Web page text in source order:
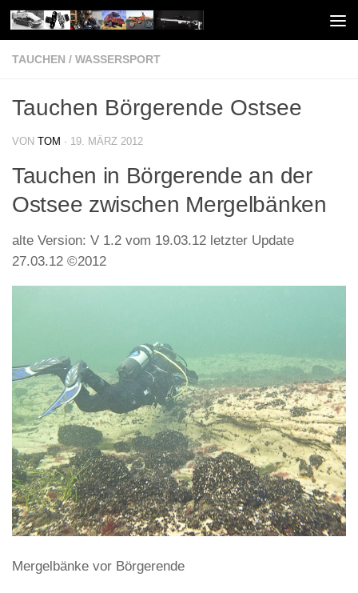
Unter dem Inhalt
TAUCHEN / WASSERSPORT
Tauchen Börgerende Ostsee
VON TOM · 19. MÄRZ 2012
Tauchen in Börgerende an der
Ostsee zwischen Mergelbänken
alte Version: V 1.2 vom 19.03.12 letzter Update
27.03.12 ©2012
Mergelbänke vor Börgerende